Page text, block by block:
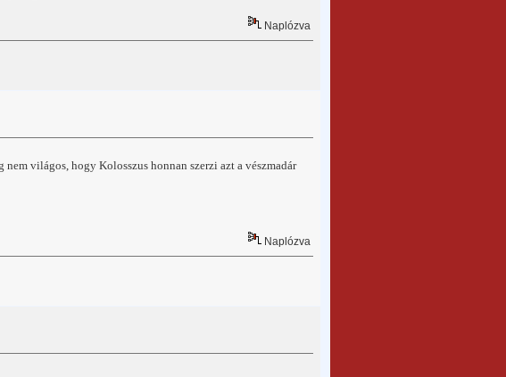
Naplózva
világos, hogy Kolosszus honnan szerzi azt a vészmadár
Naplózva